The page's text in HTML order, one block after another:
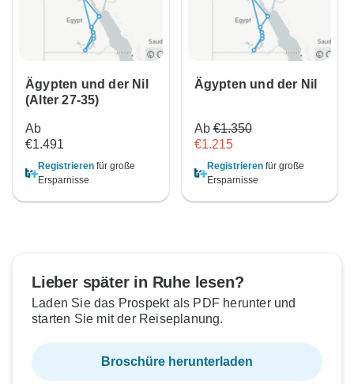
Ägypten und der Nil
(Alter 27-35)
Ab
€1.491
Registrieren für große
Ersparnisse
Ägypten und der Nil
Ab€1.350
€1.215
Registrierenfür große
Ersparnisse
Lieber später in Ruhe lesen?
Laden Sie das Prospekt als PDF herunter und
starten Sie mit der Reiseplanung.
Broschüre herunterladen